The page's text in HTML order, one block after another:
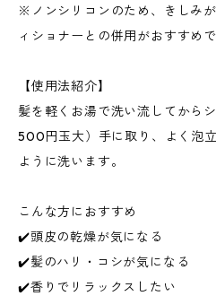
※ノンシリコンのため、きしみ
ィショナーとの併用がおすすめで
【使用法紹介】
髪を軽くお湯で洗い流してから
500円玉大）手に取り、よく泡
ように洗います。
こんな方におすすめ
✔️頭皮の乾燥が気になる
✔️髪のハリ・コシが気になる
✔️香りでリラックスしたい